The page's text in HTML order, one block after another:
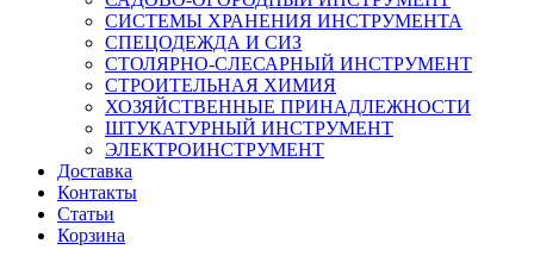
СИСТЕМЫ ХРАНЕНИЯ ИНСТРУМЕНТА
СПЕЦОДЕЖДА И СИЗ
СТОЛЯРНО-СЛЕСАРНЫЙ ИНСТРУМЕНТ
СТРОИТЕЛЬНАЯ ХИМИЯ
ХОЗЯЙСТВЕННЫЕ ПРИНАДЛЕЖНОСТИ
ШТУКАТУРНЫЙ ИНСТРУМЕНТ
ЭЛЕКТРОИНСТРУМЕНТ
Доставка
Контакты
Статьи
Корзина